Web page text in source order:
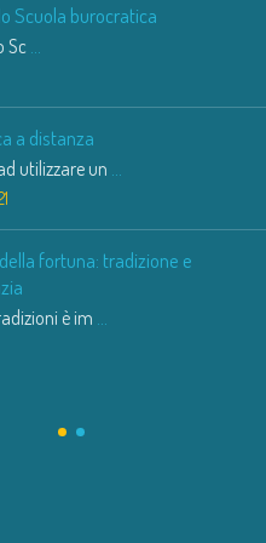
Scuola burocratica
Sc
a distanza
utilizzare un
fortuna: tradizione e
è im